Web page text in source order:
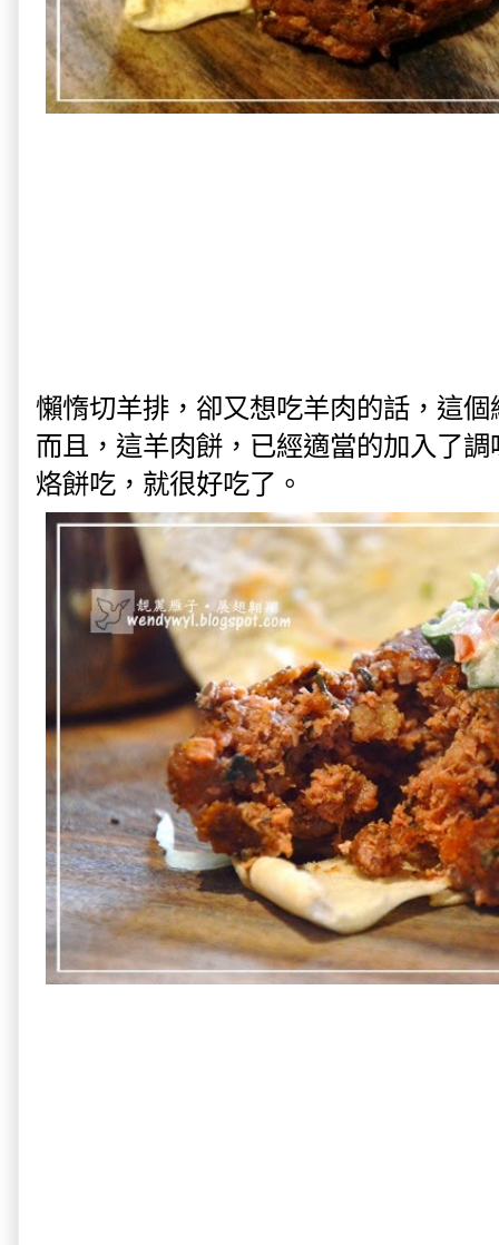
懶惰切羊排，卻又想吃羊肉的話，這
而且，這羊肉餅，已經適當的加入了
烙餅吃，就很好吃了。